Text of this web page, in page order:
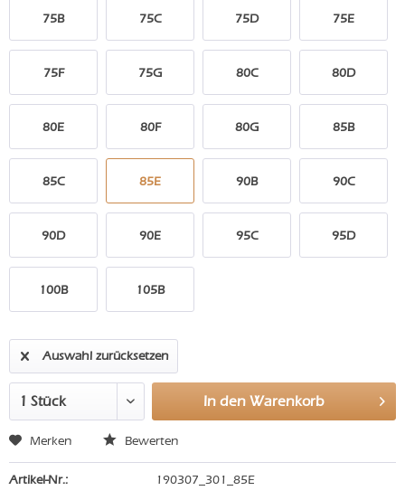
75B 75C 75D 75E
75F 75G 80C 80D
80E 80F 80G 85B
85C 85E 90B 90C
90D 90E 95C 95D
100B 105B
Auswahl zurücksetzen
In den Warenkorb
Merken Bewerten
Artikel-Nr.: 190307_301_85E